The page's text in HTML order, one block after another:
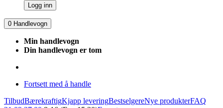
Logg inn
0 Handlevogn
Min handlevogn
Din handlevogn er tom
Fortsett med å handle
TilbudBærekraftigKjapp leveringBestselgereNye produkterFAQ